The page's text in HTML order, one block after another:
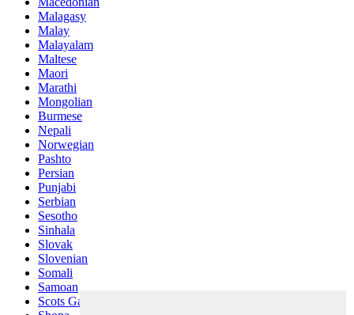
Malagasy
Malay
Malayalam
Maltese
Maori
Marathi
Mongolian
Burmese
Nepali
Norwegian
Pashto
Persian
Punjabi
Serbian
Sesotho
Sinhala
Slovak
Slovenian
Somali
Samoan
Scots Gaelic